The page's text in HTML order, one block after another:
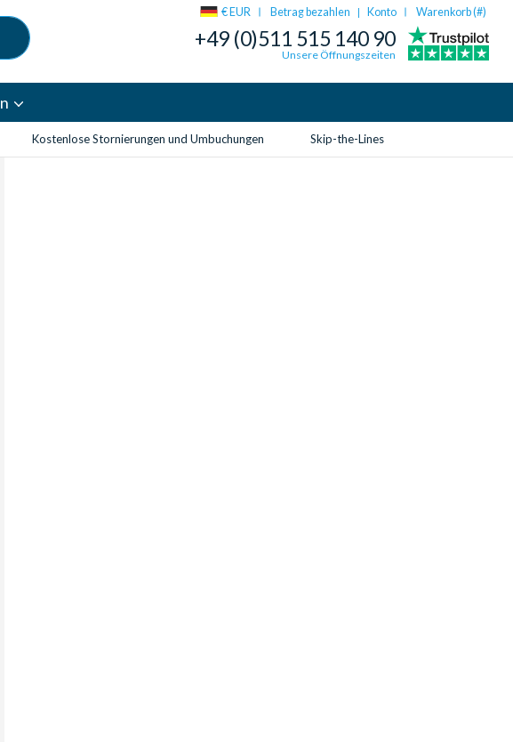
€ EUR Betrag bezahlen | Konto Warenkorb (#)
+49 (0)511 515 140 90
Unsere Öffnungszeiten
Kostenlose Stornierungen und Umbuchungen Skip-the-Lines